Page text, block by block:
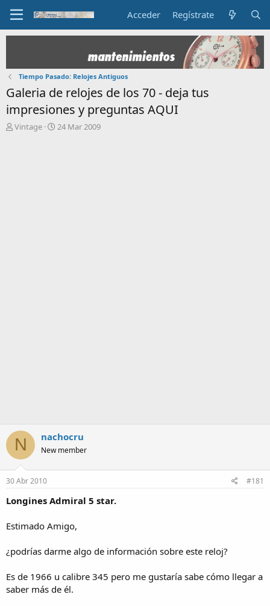
Acceder Regístrate
Tiempo Pasado: Relojes Antiguos
Galeria de relojes de los 70 - deja tus
impresiones y preguntas AQUI
IVintage
F
24 Mar 2009
N nachocru
New member
30 Abr 2010 #181
Longines Admiral 5 star.
Estimado Amigo,
¿podrías darme algo de información sobre este reloj?
Es de 1966 u calibre 345 pero me gustaría sabe cómo llegar a
saber más de él.